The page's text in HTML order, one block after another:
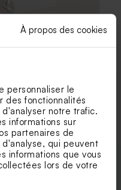
À propos des cookies
personnaliser le
des fonctionnalités
notre trafic.
informations sur
partenaires de
qui peuvent
informations que vous
lors de votre